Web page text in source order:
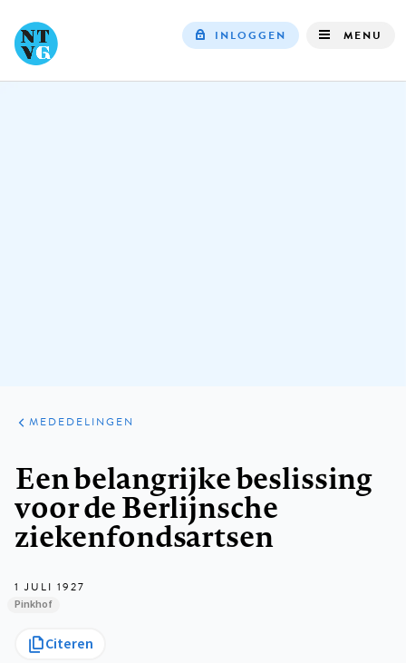
INLOGGEN MENU
ARTIKELEN
VARIA
MEDEDELINGEN
Een belangrijke beslissing
voor de Berlijnsche
ziekenfondsartsen
1 JULI 1927
Pinkhof
Citeren